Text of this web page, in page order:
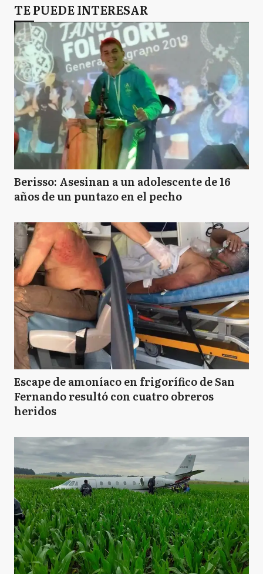
TE PUEDE INTERESAR
Berisso: Asesinan a un adolescente de 16
años de un puntazo en el pecho
Escape de amoníaco en frigorífico de San
Fernando resultó con cuatro obreros
heridos